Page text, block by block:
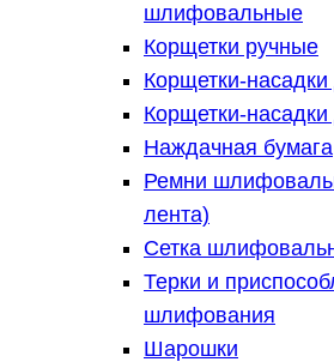
шлифовальные
Корщетки ручные
Корщетки-
Корщетки-
Наждачная бумага
Ремни
лента)
Сетка
Терки и
шлифования
Шарошки